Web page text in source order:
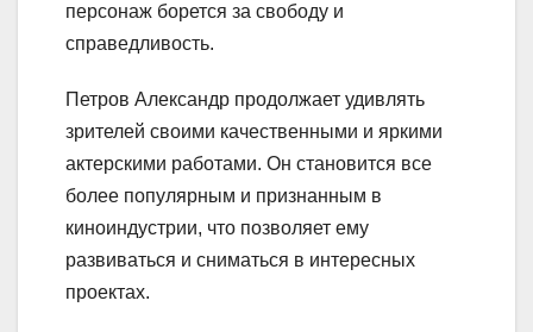
персонаж борется за свободу и
справедливость.
Петров Александр продолжает удивлять
зрителей своими качественными и яркими
актерскими работами. Он становится все
более популярным и признанным в
киноиндустрии, что позволяет ему
развиваться и сниматься в интересных
проектах.